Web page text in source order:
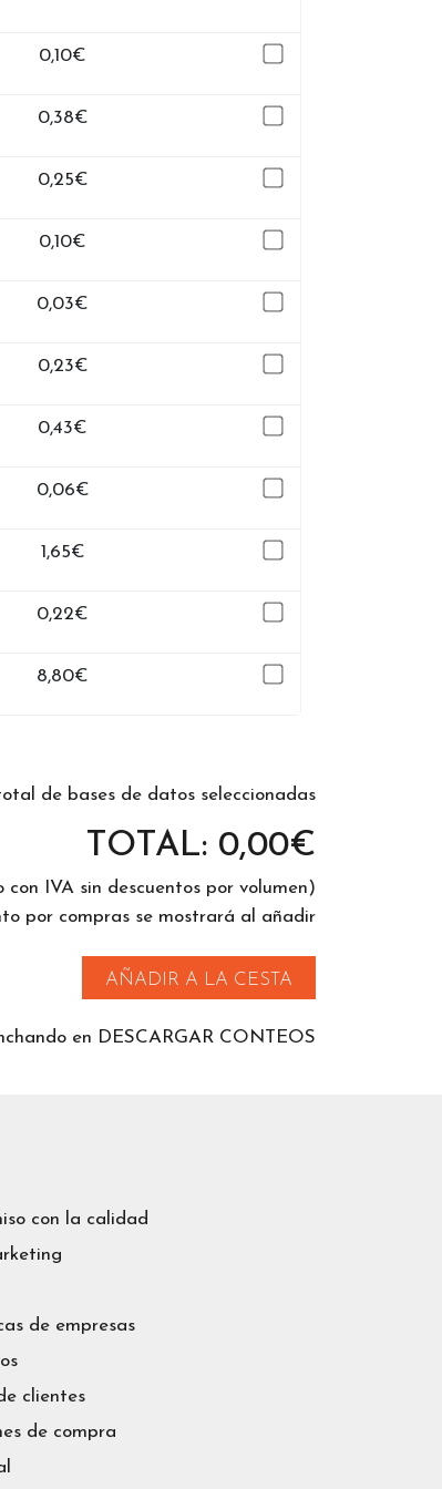
0,10€
0,38€
0,25€
0,10€
0,03€
0,23€
0,43€
0,06€
1,65€
0,22€
8,80€
de bases de datos seleccionadas
TOTAL: 0,00€
con IVA sin descuentos por volumen)
por compras se mostrará al añadir
AÑADIR A LA CESTA
en DESCARGAR CONTEOS
con la calidad
de empresas
clientes
de compra